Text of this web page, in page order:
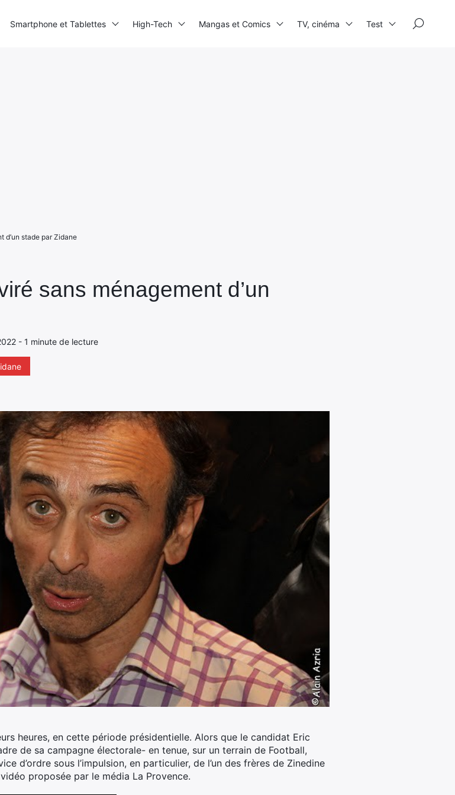
sans ménagement d’un
- 1 minute de lecture
d’un stade par Zidane
heures, en cette période présidentielle. Alors que le candidat Eric
de sa campagne électorale- en tenue, sur un terrain de Football,
d’ordre sous l’impulsion, en particulier, de l’un des frères de Zinedine
proposée par le média La Provence.
Smartphone et Tablettes High-Tech Mangas et Comics TV, cinéma Test